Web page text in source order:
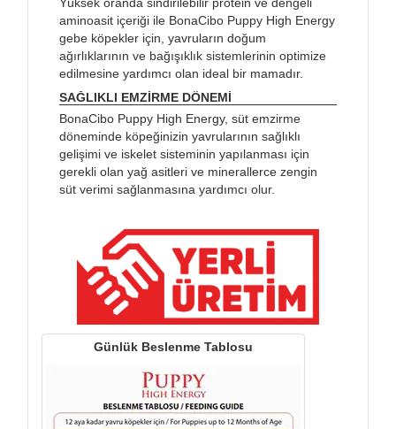
aminoasit içeriği ile BonaCibo Puppy High Energy
gebe köpekler için, yavruların doğum
ağırlıklarının ve bağışıklık sistemlerinin optimize
edilmesine yardımcı olan ideal bir mamadır.
SAĞLIKLI EMZİRME DÖNEMİ
BonaCibo Puppy High Energy, süt emzirme
döneminde köpeğinizin yavrularının sağlıklı
gelişimi ve iskelet sisteminin yapılanması için
gerekli olan yağ asitleri ve minerallerce zengin
süt verimi sağlanmasına yardımcı olur.
Günlük Beslenme Tablosu